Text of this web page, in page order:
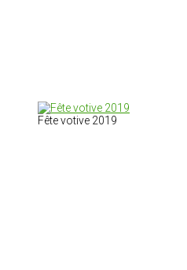
Fête votive 2019